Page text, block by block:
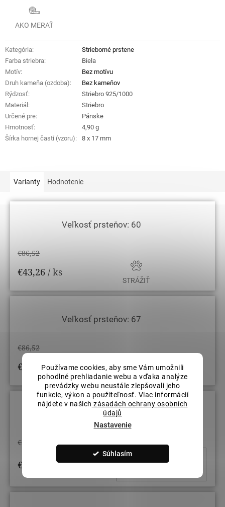
Používame cookies, aby sme Vám umožnili
pohodlné prehliadanie webu a vďaka analýze
prevádzky webu neustále zlepšovali jeho
funkcie, výkon a použiteľnosť. Viac informácií
nájdete v našich zásadách ochrany osobních
údajů
Nastavenie
Súhlasím
AKO MERAŤ
Kategória:
Strieborné prstene
Farba striebra:
Biela
Motív:
Bez motívu
Druh kameňa (ozdoba):
Bez kameňov
Rýdzosť:
Striebro 925/1000
Materiál :
Striebro
Určené pre:
Pánske
Hmotnosť:
4,90 g
Šírka hornej časti (vzoru): 8 x 17 mm
Varianty Hodnotenie
Veľkosť prsteňov: 60
€86,52
€43,26 / ks
STRÁŽIŤ
Veľkosť prsteňov: 67
€86,52
€43,26/ ks
STRÁŽIŤ
Veľkosť prsteňov: 69
€86,52
€43,26 / ks